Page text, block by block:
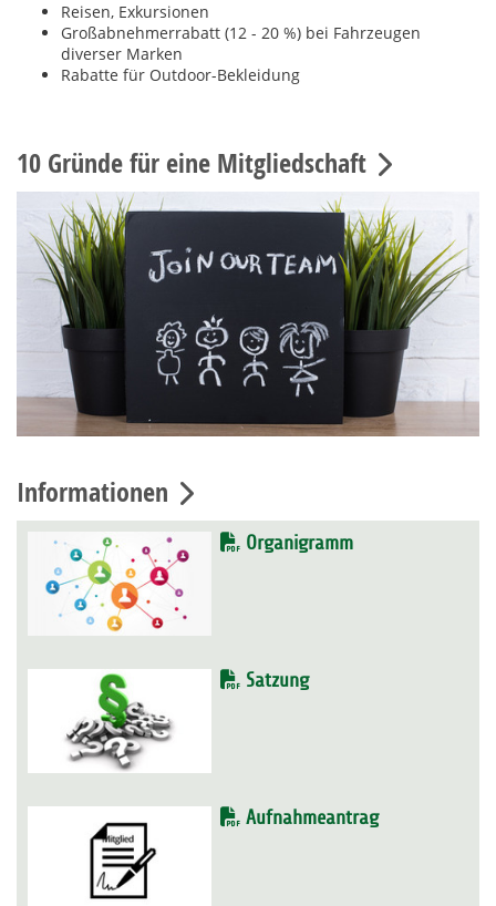
Reisen, Exkursionen
Großabnehmerrabatt (12 - 20 %) bei Fahrzeugen
diverser Marken
Rabatte für Outdoor-Bekleidung
10 Gründe für eine Mitgliedschaft
Informationen
Organigramm
Satzung
Aufnahmeantrag